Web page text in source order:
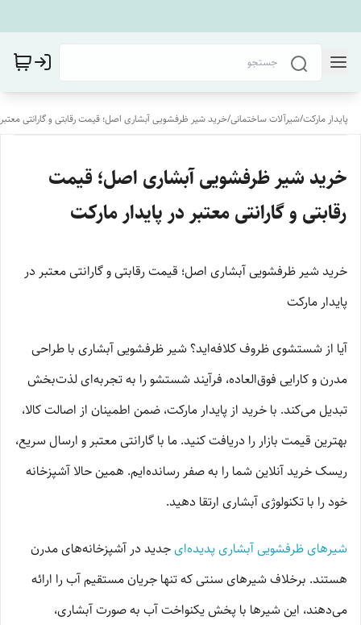
پایدار مارکت/شیرآلات ساختمانی/خرید شیر ظرفشویی آبشاری اصل؛ قیمت رقابتی و گارانتی معتبر
خرید شیر ظرفشویی آبشاری اصل؛ قیمت
رقابتی و گارانتی معتبر در پایدار مارکت
خرید شیر ظرفشویی آبشاری اصل؛ قیمت رقابتی و گارانتی معتبر در
پایدار مارکت
آیا از شستشوی ظروف کلافه‌اید؟ شیر ظرفشویی آبشاری با طراحی
مدرن و کارایی فوق‌العاده، فرآیند شستشو را به تجربه‌ای لذت‌بخش
تبدیل می‌کند. با خرید از پایدار مارکت، ضمن اطمینان از اصالت کالا،
بهترین قیمت بازار را دریافت کنید. ما با گارانتی معتبر و ارسال سریع،
ریسک خرید آنلاین شما را به صفر رسانده‌ایم. همین حالا آشپزخانه
خود را با تکنولوژی آبشاری ارتقا دهید.
شیرهای ظرفشویی آبشاری پدیده‌ایجدید در آشپزخانه‌های مدرن
هستند. برخلاف شیرهای سنتی که تنها جریان مستقیم آب را ارائه
می‌دهند، این شیرها با پخش یکنواخت آب به صورت آبشاری،